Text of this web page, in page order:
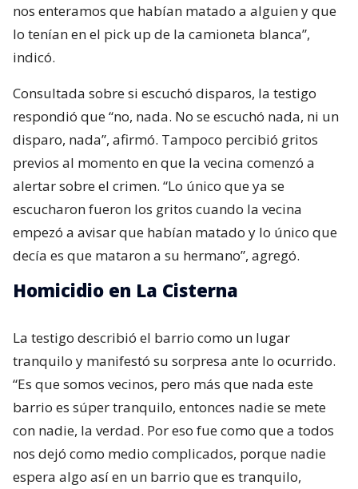
nos enteramos que habían matado a alguien y que
lo tenían en el pick up de la camioneta blanca”,
indicó.
Consultada sobre si escuchó disparos, la testigo
respondió que “no, nada. No se escuchó nada, ni un
disparo, nada”, afirmó. Tampoco percibió gritos
previos al momento en que la vecina comenzó a
alertar sobre el crimen. “Lo único que ya se
escucharon fueron los gritos cuando la vecina
empezó a avisar que habían matado y lo único que
decía es que mataron a su hermano”, agregó.
Homicidio en La Cisterna
La testigo describió el barrio como un lugar
tranquilo y manifestó su sorpresa ante lo ocurrido.
“Es que somos vecinos, pero más que nada este
barrio es súper tranquilo, entonces nadie se mete
con nadie, la verdad. Por eso fue como que a todos
nos dejó como medio complicados, porque nadie
espera algo así en un barrio que es tranquilo,